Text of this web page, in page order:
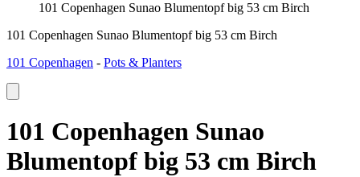
101 Copenhagen Sunao Blumentopf big 53 cm Birch
101 Copenhagen Sunao Blumentopf big 53 cm Birch
101 Copenhagen - Pots & Planters
101 Copenhagen Sunao
Blumentopf big 53 cm Birch